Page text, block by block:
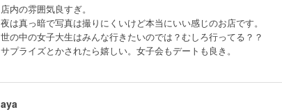
店内の雰囲気良すぎ。
夜は真っ暗で写真は撮りにくいけど本当にいい感じのお店です。
世の中の女子大生はみんな行きたいのでは？むしろ行ってる？？
サプライズとかされたら嬉しい。女子会もデートも良き。
aya